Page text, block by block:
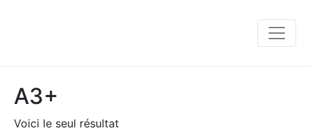
A3+
Voici le seul résultat